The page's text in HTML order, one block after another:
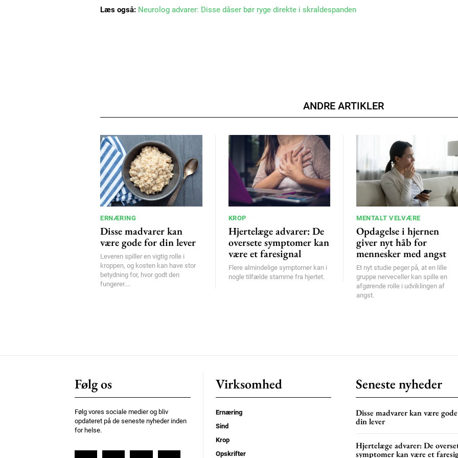
Læs også: Neurolog advarer: Disse dåser bør ryge direkte i skraldespanden
ANDRE ARTIKLER
ERNÆRING
Disse madvarer kan
være gode for din lever
Leveren spiller en vigtig rolle i
kroppen, og kosten kan have stor
betydning for, hvor godt den
fungerer....
KROP
Hjertelæge advarer: De
oversete symptomer kan
være et faresignal
Flere almindelige symptomer kan i
nogle tilfælde stamme fra hjertet.
MENTALT VELVÆRE
Opdagelse i hjernen
giver nyt håb for
mennesker med angst
Et nyt studie peger på, at en lille
gruppe nerveceller kan spille en
afgørende rolle i udviklingen af
angst.
Følg os
Følg vores sociale medier og bliv
opdateret på de seneste nyheder inden
for helse.
Virksomhed
Ernæring
Sind
Krop
Opskrifter
Seneste nyheder
Disse madvarer kan være
din lever
Hjertelæge advarer: De
symptomer kan være et